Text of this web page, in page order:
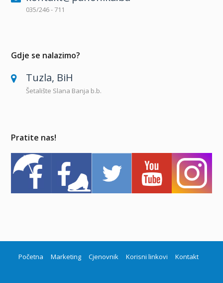
035/246 - 711
Gdje se nalazimo?
Tuzla, BiH
Šetalište Slana Banja b.b.
Pratite nas!
Početna Marketing Cjenovnik Korisni linkovi Kontakt